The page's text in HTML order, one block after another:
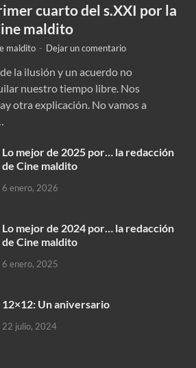
cuarto del s.XXI por la
maldito
maldito - Dejar un comentario
la ilusión y un acuerdo no
nuestro tiempo libre. Nos
otra explicación. No vamos a
Lo mejor de 2025 por… la redacción
de Cine maldito
6 enero, 2026
Lo mejor de 2024 por… la redacción
de Cine maldito
6 enero, 2025
12×12: Un aniversario
22 julio, 2024